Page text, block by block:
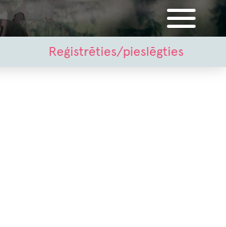
Reģistrēties/pieslēgties